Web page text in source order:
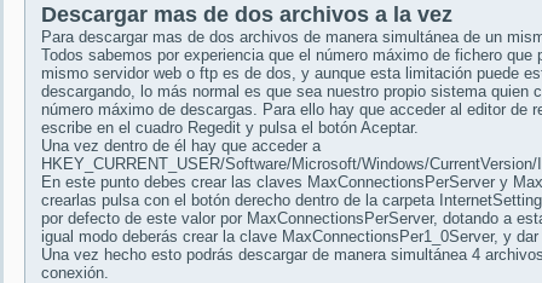
Descargar mas de dos archivos a la vez
Para descargar mas de dos archivos de manera simultánea de un
Todos sabemos por experiencia que el número máximo de fichero
mismo servidor web o ftp es de dos, y aunque esta limitación puede
descargando, lo más normal es que sea nuestro propio sistema quien
número máximo de descargas. Para ello hay que acceder al editor de
escribe en el cuadro Regedit y pulsa el botón Aceptar.
Una vez dentro de él hay que acceder a
HKEY_CURRENT_USER/Software/Microsoft/Windows/
En este punto debes crear las claves MaxConnectionsPerServer y
crearlas pulsa con el botón derecho dentro de la carpeta
por defecto de este valor por MaxConnectionsPerServer, dotando a
igual modo deberás crear la clave MaxConnectionsPer1_0Server, y
Una vez hecho esto podrás descargar de manera simultánea 4
conexión.